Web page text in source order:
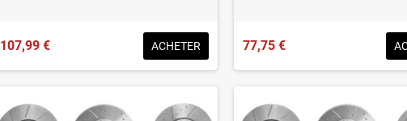
107,99 € ACHETER 77,75 €